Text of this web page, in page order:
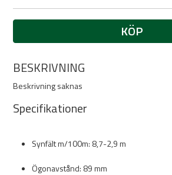
KÖP
BESKRIVNING
Beskrivning saknas
Specifikationer
Synfält m/100m: 8,7-2,9 m
Ögonavstånd: 89 mm